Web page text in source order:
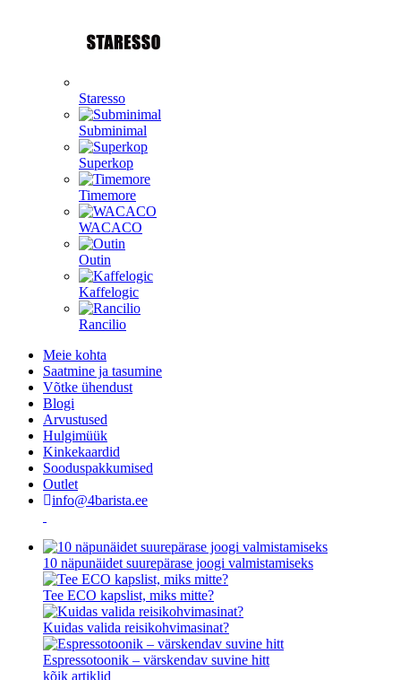
Staresso
Subminimal
Superkop
Timemore
WACACO
Outin
Kaffelogic
Rancilio
Meie kohta
Saatmine ja tasumine
Võtke ühendust
Blogi
Arvustused
Hulgimüük
Kinkekaardid
Sooduspakkumised
Outlet
info@4barista.ee
10 näpunäidet suurepärase joogi valmistamiseks
Tee ECO kapslist, miks mitte?
Kuidas valida reisikohvimasinat?
Espressotoonik – värskendav suvine hitt
kõik artiklid